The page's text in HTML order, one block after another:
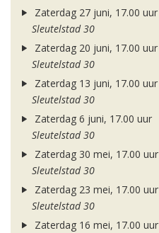
Zaterdag 27 juni, 17.00 uur
Sleutelstad 30
Zaterdag 20 juni, 17.00 uur
Sleutelstad 30
Zaterdag 13 juni, 17.00 uur
Sleutelstad 30
Zaterdag 6 juni, 17.00 uur
Sleutelstad 30
Zaterdag 30 mei, 17.00 uur
Sleutelstad 30
Zaterdag 23 mei, 17.00 uur
Sleutelstad 30
Zaterdag 16 mei, 17.00 uur